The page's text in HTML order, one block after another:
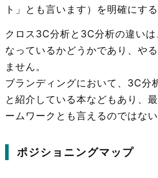
ト」とも言います）を明確にする
クロス3C分析と3C分析の違い
なっているかどうかであり、や
ません。
ブランディングにおいて、3C分
と紹介している本などもあり、
ームワークとも言えるのではない
ポジショニングマップ